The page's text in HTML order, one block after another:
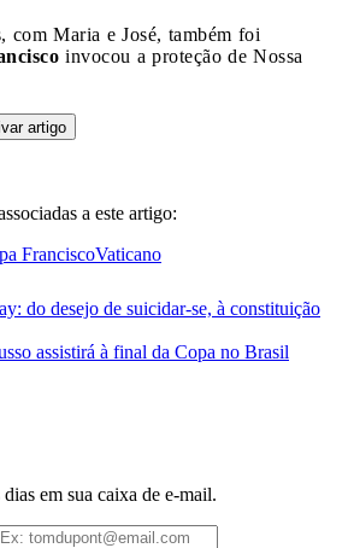
com Maria e José, também foi
invocou a proteção de Nossa
artigo
a este artigo:
FranciscoVaticano
do desejo de suicidar-se, à constituição
assistirá à final da Copa no Brasil
em sua caixa de e-mail.